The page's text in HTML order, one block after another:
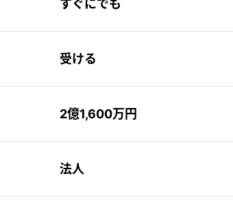
すぐにでも
受ける
2億1,600万円
法人